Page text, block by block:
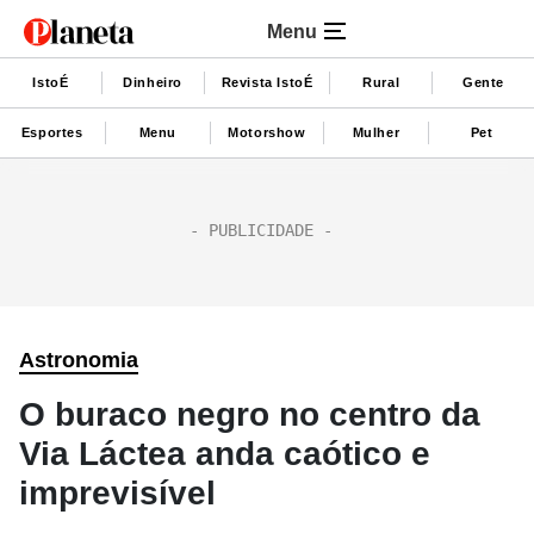
Menu
IstoÉ Dinheiro Revista IstoÉ Rural Gente
Esportes Menu Motorshow Mulher Pet
Astronomia
O buraco negro no centro da
Via Láctea anda caótico e
imprevisível